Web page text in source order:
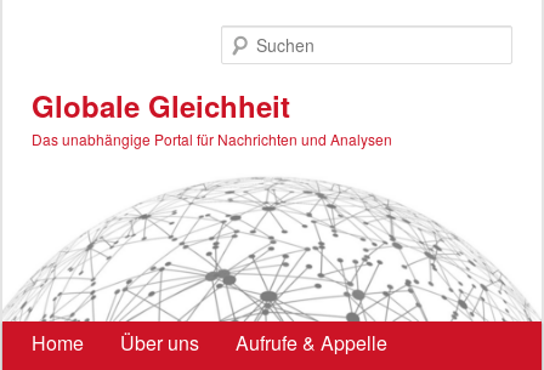
Globale Gleichheit
Das unabhängige Portal für Nachrichten und Analysen
Hauptmenü
Home Über uns
Aufrufe & Appelle